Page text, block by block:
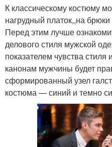
К классическому костюму
нагрудный платок,,на
Перед этим лучше
делового стиля мужской
показателем чувства стиля
канонам мужчины будет
сформированный узел
костюма — синий и темно